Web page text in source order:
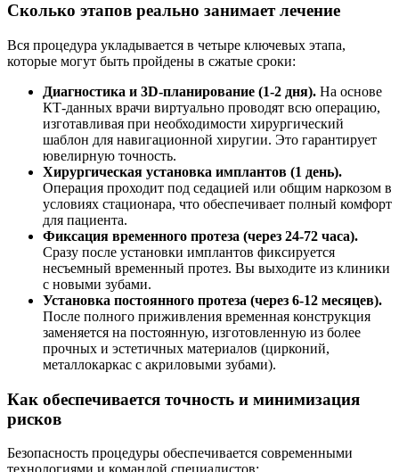
Сколько этапов реально занимает лечение
Вся процедура укладывается в четыре ключевых этапа,
которые могут быть пройдены в сжатые сроки:
Диагностика и 3D-планирование (1-2 дня). На основе
КТ-данных врачи виртуально проводят всю операцию,
изготавливая при необходимости хирургический
шаблон для навигационной хиругии. Это гарантирует
ювелирную точность.
Хирургическая установка имплантов (1 день).
Операция проходит под седацией или общим наркозом в
условиях стационара, что обеспечивает полный комфорт
для пациента.
Фиксация временного протеза (через 24-72 часа).
Сразу после установки имплантов фиксируется
несъемный временный протез. Вы выходите из клиники
с новыми зубами.
Установка постоянного протеза (через 6-12 месяцев).
После полного приживления временная конструкция
заменяется на постоянную, изготовленную из более
прочных и эстетичных материалов (цирконий,
металлокаркас с акриловыми зубами).
Как обеспечивается точность и минимизация
рисков
Безопасность процедуры обеспечивается современными